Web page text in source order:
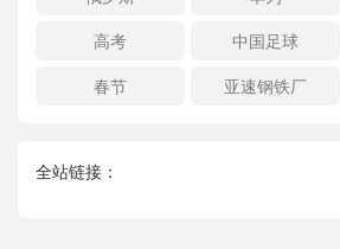
高考
中国足球
春节
亚速钢铁厂
全站链接：